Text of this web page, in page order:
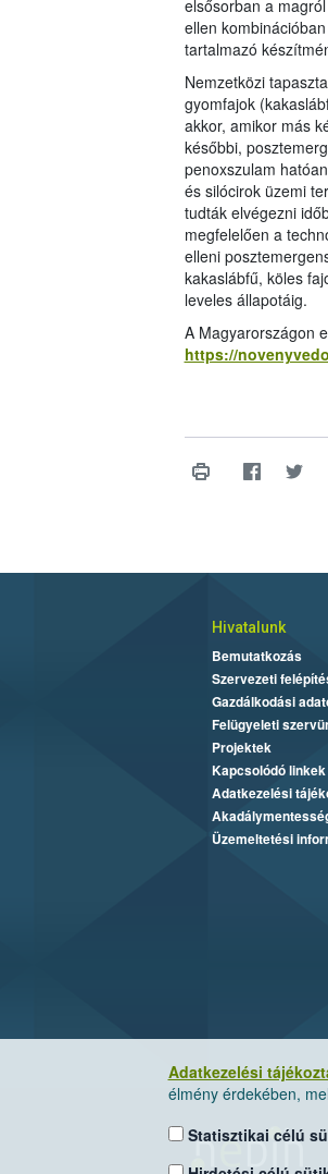
elsősorban a
ellen
tartalmazó
Nemzetközi
gyomfajok
akkor, amikor más
későbbi,
penoxszulam
és silócirok üzemi
tudták elvégezni
megfelelően a
elleni
kakaslábfű, köles
leveles állapotáig.
A Magyarországon
https://
Adatkezelési
élmény érdekében,
Statisztikai célú
Hivatalunk
Bemutatkozás
Szervezeti
Gazdálkodási
Felügyeleti
Projektek
Kapcsolódó linkek
Adatkezelési
Üzemeltetési